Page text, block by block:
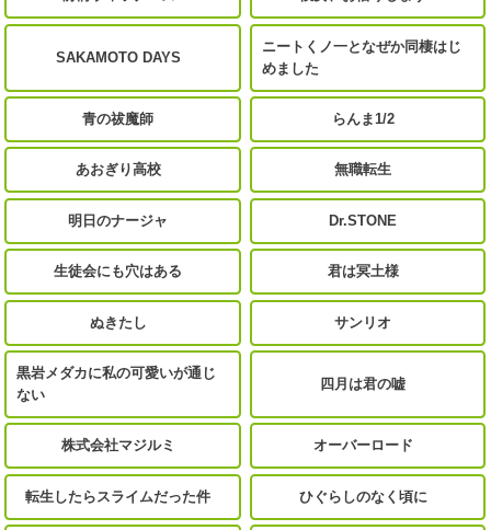
SAKAMOTO DAYS
ニートくノ一となぜか同棲はじ
めました
青の祓魔師 らんま1/2
あおぎり高校 無職転生
明日のナージャ Dr.STONE
生徒会にも穴はある 君は冥土様
ぬきたし サンリオ
黒岩メダカに私の可愛いが通じ
ない
四月は君の嘘
株式会社マジルミ オーバーロード
転生したらスライムだった件 ひぐらしのなく頃に